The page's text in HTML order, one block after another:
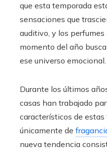
que esta temporada
sensaciones que
auditivo, y los perfumes
momento del año
ese universo emocional.
Durante los últimos
casas han trabajado
característicos de
únicamente de
nueva tendencia